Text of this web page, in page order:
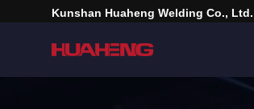
Kunshan Huaheng Welding Co., Ltd.